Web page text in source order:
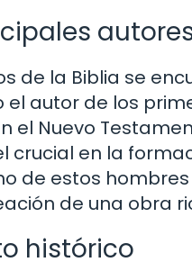
de la Biblia se
autor de los
el Nuevo
crucial en la
de estos
de una obra
histórico